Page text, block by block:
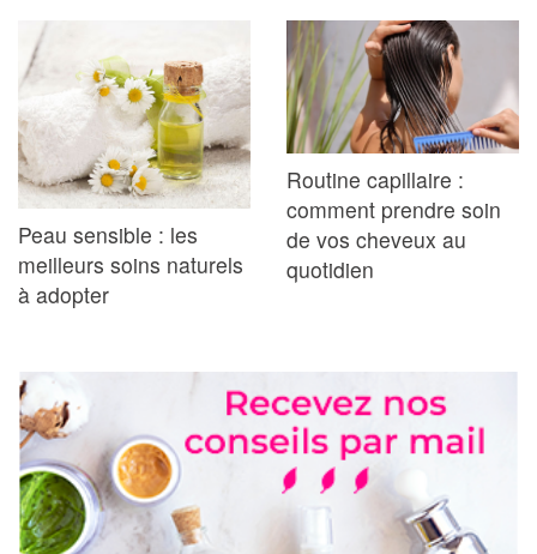
Peau sensible : les
meilleurs soins naturels
à adopter
Routine capillaire :
comment prendre soin
de vos cheveux au
quotidien